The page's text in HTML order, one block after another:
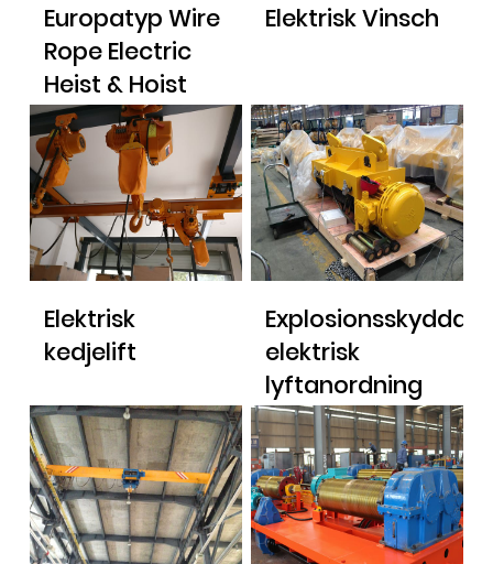
Europatyp Wire
Rope Electric
Heist & Hoist
Trolley
Elektrisk Vinsch
Elektrisk
kedjelift
Explosionsskyddad
elektrisk
lyftanordning